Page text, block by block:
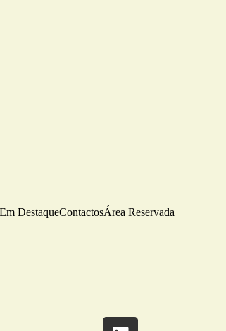
Em DestaqueContactosÁrea Reservada